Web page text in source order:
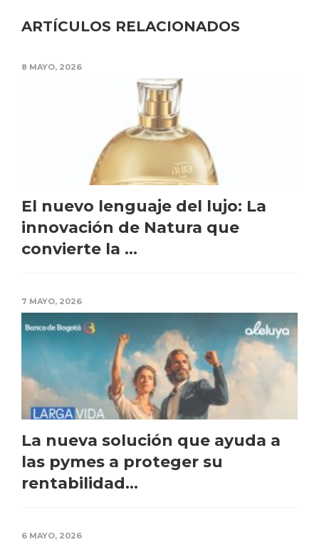
ARTÍCULOS RELACIONADOS
8 MAYO, 2026
El nuevo lenguaje del lujo: La
innovación de Natura que
convierte la ...
7 MAYO, 2026
La nueva solución que ayuda a
las pymes a proteger su
rentabilidad...
6 MAYO, 2026